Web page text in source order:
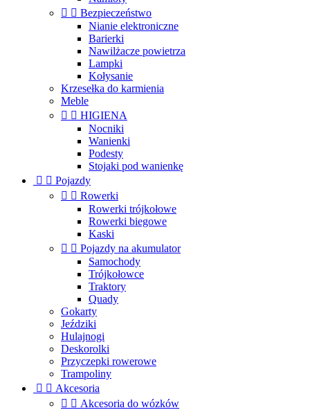
  Bezpieczeństwo
Nianie elektroniczne
Barierki
Nawilżacze powietrza
Lampki
Kołysanie
Krzesełka do karmienia
Meble
  HIGIENA
Nocniki
Wanienki
Podesty
Stojaki pod wanienkę
  Pojazdy
  Rowerki
Rowerki trójkołowe
Rowerki biegowe
Kaski
  Pojazdy na akumulator
Samochody
Trójkołowce
Traktory
Quady
Gokarty
Jeździki
Hulajnogi
Deskorolki
Przyczepki rowerowe
Trampoliny
  Akcesoria
  Akcesoria do wózków